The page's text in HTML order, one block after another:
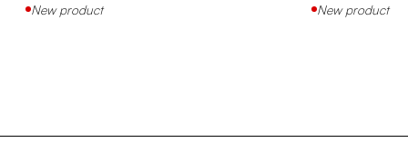
New product New product